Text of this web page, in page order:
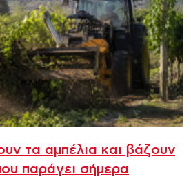
τα αμπέλια και βάζουν
παράγει σήμερα